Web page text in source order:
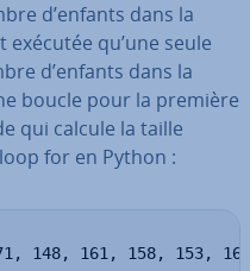
d’enfants dans la
exécutée qu’une seule
d’enfants dans la
boucle pour la première
qui calcule la taille
for en Python :
148, 161, 158, 153,